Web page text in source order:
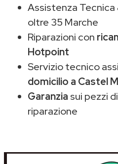
Assistenza
oltre 35 Marche
Riparazioni con
Hotpoint
Servizio tecnico
domicilio a Castel
Garanzia sui pezzi
riparazione